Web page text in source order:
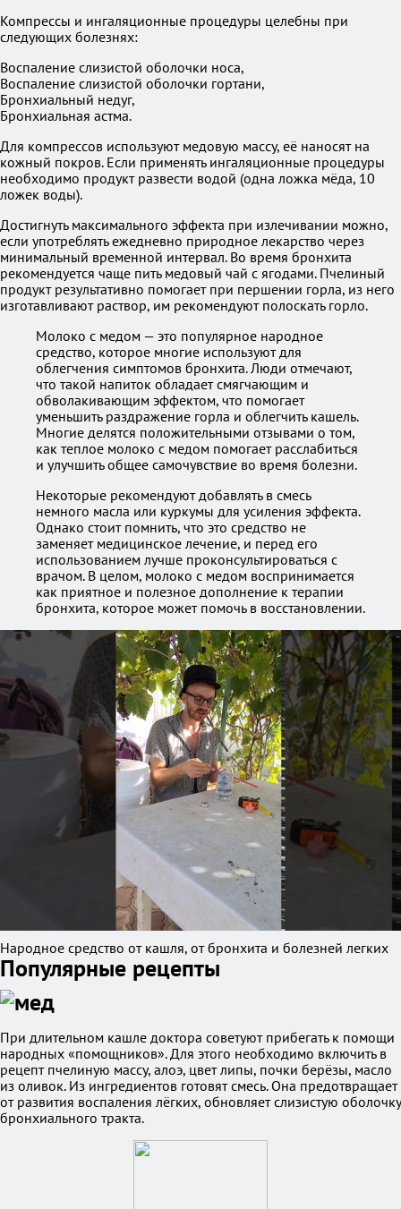
Компрессы и ингаляционные процедуры целебны при
следующих болезнях:
Воспаление слизистой оболочки носа,
Воспаление слизистой оболочки гортани,
Бронхиальный недуг,
Бронхиальная астма.
Для компрессов используют медовую массу, её наносят на
кожный покров. Если применять ингаляционные процедуры
необходимо продукт развести водой (одна ложка мёда, 10
ложек воды).
Достигнуть максимального эффекта при излечивании можно,
если употреблять ежедневно природное лекарство через
минимальный временной интервал. Во время бронхита
рекомендуется чаще пить медовый чай с ягодами. Пчелиный
продукт результативно помогает при першении горла, из него
изготавливают раствор, им рекомендуют полоскать горло.
Молоко с медом — это популярное народное
средство, которое многие используют для
облегчения симптомов бронхита. Люди отмечают,
что такой напиток обладает смягчающим и
обволакивающим эффектом, что помогает
уменьшить раздражение горла и облегчить кашель.
Многие делятся положительными отзывами о том,
как теплое молоко с медом помогает расслабиться
и улучшить общее самочувствие во время болезни.
Некоторые рекомендуют добавлять в смесь
немного масла или куркумы для усиления эффекта.
Однако стоит помнить, что это средство не
заменяет медицинское лечение, и перед его
использованием лучше проконсультироваться с
врачом. В целом, молоко с медом воспринимается
как приятное и полезное дополнение к терапии
бронхита, которое может помочь в восстановлении.
Народное средство от кашля, от бронхита и болезней легких
Популярные рецепты
При длительном кашле доктора советуют прибегать к помощи
народных «помощников». Для этого необходимо включить в
рецепт пчелиную массу, алоэ, цвет липы, почки берёзы, масло
из оливок. Из ингредиентов готовят смесь. Она предотвращает
от развития воспаления лёгких, обновляет слизистую оболочку
бронхиального тракта.